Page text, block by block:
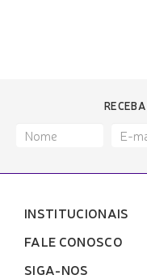
INSTITUCIONAIS
FALE CONOSCO
SIGA-NOS